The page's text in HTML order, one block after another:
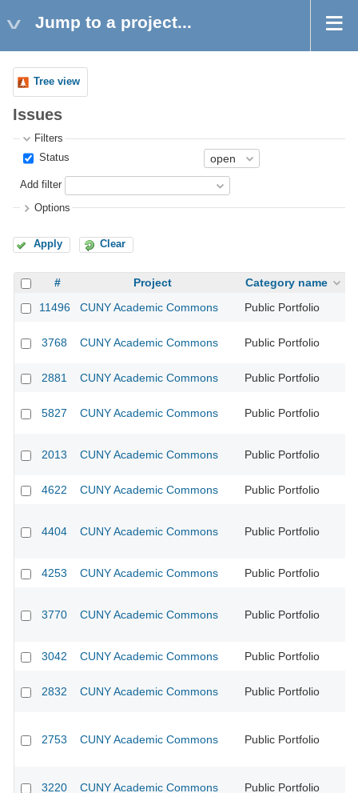
Jump to a project...
Tree view
Issues
Filters
Status
Add filter
Options
Apply Clear
# Project
Category name
11496
CUNY Academic Commons Public Portfolio
3768 CUNY Academic Commons Public Portfolio
2881 CUNY Academic Commons Public Portfolio
5827 CUNY Academic Commons Public Portfolio
2013 CUNY Academic Commons Public Portfolio
4622 CUNY Academic Commons Public Portfolio
4404 CUNY Academic Commons Public Portfolio
4253 CUNY Academic Commons Public Portfolio
3770 CUNY Academic Commons Public Portfolio
3042 CUNY Academic Commons Public Portfolio
2832 CUNY Academic Commons Public Portfolio
2753 CUNY Academic Commons Public Portfolio
3220 CUNY Academic Commons Public Portfolio